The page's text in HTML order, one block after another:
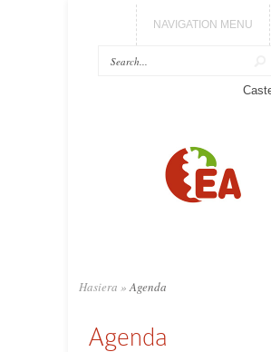
NAVIGATION MENU
Hasiera » Agenda
Agenda